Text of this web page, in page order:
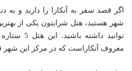
اگر قصد سفر به آنکارا را دارید و به
شهر هستید، هتل شرایتون یکی از
توانید
معروف آنکاراست که در مرکز این شهر